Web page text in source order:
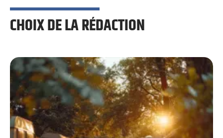
CHOIX DE LA RÉDACTION